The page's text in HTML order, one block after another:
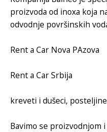
proizvoda od inoxa koja
odvodnje površinskih
Rent a Car Nova PAzova
Rent a Car Srbija
kreveti i dušeci,
Bavimo se proizvodnjom